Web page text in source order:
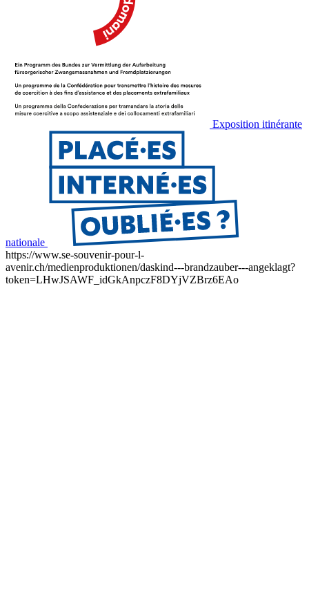
Exposition itinérante
nationale
https://www.se-souvenir-pour-l-
avenir.ch/medienproduktionen/daskind---brandzauber---angeklagt?
token=LHwJSAWF_idGkAnpczF8DYjVZBrz6EAo